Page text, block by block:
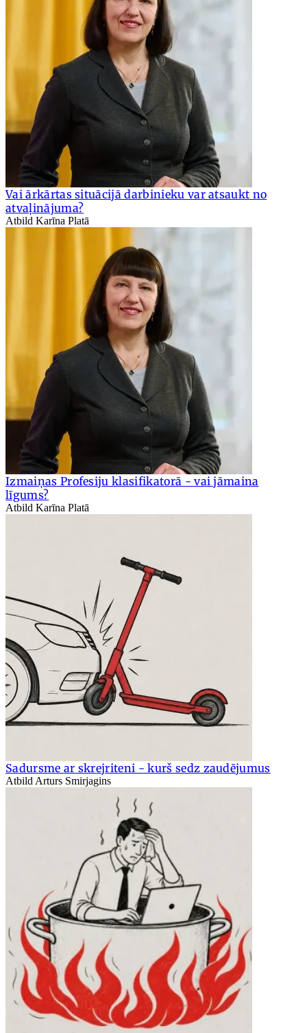
Vai ārkārtas situācijā darbinieku var atsaukt no
atvaļinājuma?
Atbild Karīna Platā
Izmaiņas Profesiju klasifikatorā - vai jāmaina
līgums?
Atbild Karīna Platā
Sadursme ar skrejriteni - kurš sedz zaudējumus
Atbild Arturs Smirjagins